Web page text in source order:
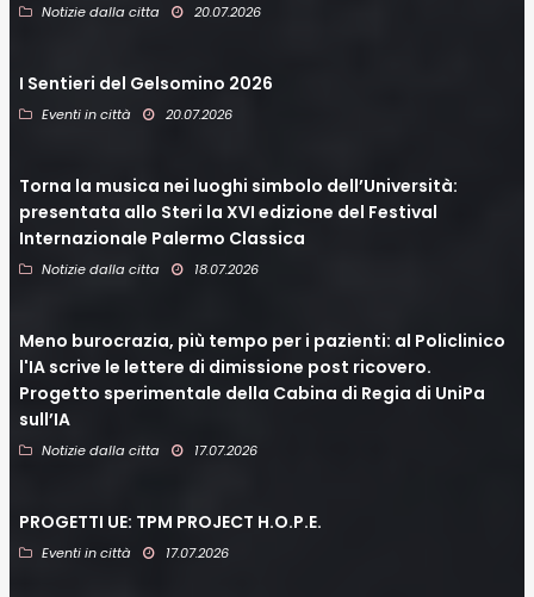
Notizie dalla citta 20.07.2026
I Sentieri del Gelsomino 2026
Eventi in città 20.07.2026
Torna la musica nei luoghi simbolo dell’Università:
presentata allo Steri la XVI edizione del Festival
Internazionale Palermo Classica
Notizie dalla citta 18.07.2026
Meno burocrazia, più tempo per i pazienti: al Policlinico
l'IA scrive le lettere di dimissione post ricovero.
Progetto sperimentale della Cabina di Regia di UniPa
sull’IA
Notizie dalla citta 17.07.2026
PROGETTI UE: TPM PROJECT H.O.P.E.
Eventi in città 17.07.2026